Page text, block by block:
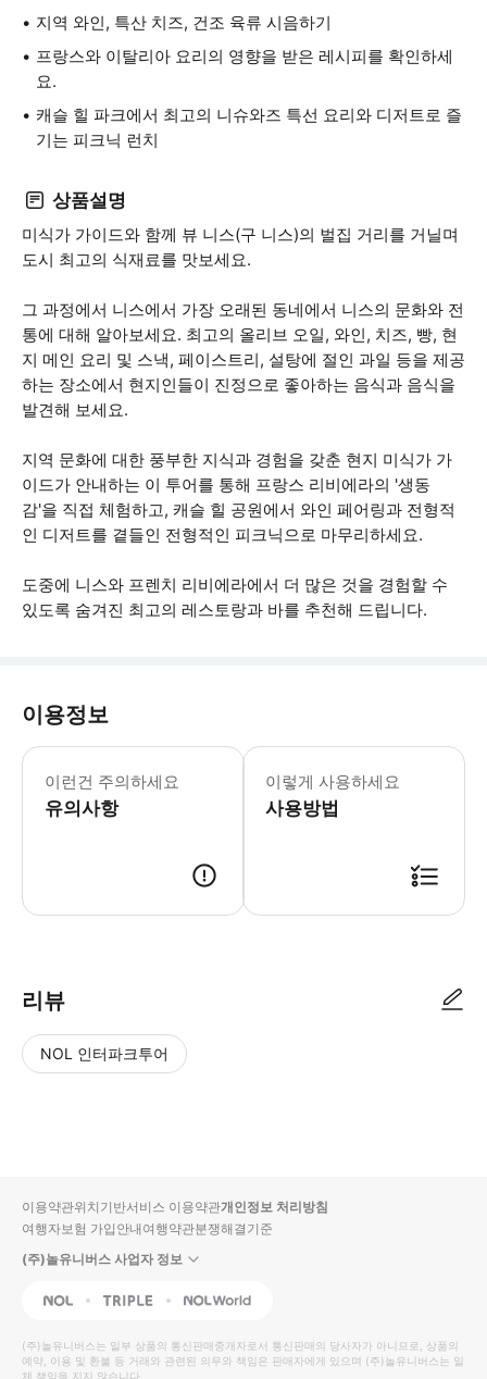
지역 와인, 특산 치즈, 건조 육류 시음하기
프랑스와 이탈리아 요리의 영향을 받은 레시피를 확인하세
요.
캐슬 힐 파크에서 최고의 니슈와즈 특선 요리와 디저트로 즐
기는 피크닉 런치
상품설명
미식가 가이드와 함께 뷰 니스(구 니스)의 벌집 거리를 거닐며
도시 최고의 식재료를 맛보세요.
그 과정에서 니스에서 가장 오래된 동네에서 니스의 문화와 전
통에 대해 알아보세요. 최고의 올리브 오일, 와인, 치즈, 빵, 현
지 메인 요리 및 스낵, 페이스트리, 설탕에 절인 과일 등을 제공
하는 장소에서 현지인들이 진정으로 좋아하는 음식과 음식을
발견해 보세요.
지역 문화에 대한 풍부한 지식과 경험을 갖춘 현지 미식가 가
이드가 안내하는 이 투어를 통해 프랑스 리비에라의 '생동
감'을 직접 체험하고, 캐슬 힐 공원에서 와인 페어링과 전형적
인 디저트를 곁들인 전형적인 피크닉으로 마무리하세요.
도중에 니스와 프렌치 리비에라에서 더 많은 것을 경험할 수
있도록 숨겨진 최고의 레스토랑과 바를 추천해 드립니다.
이용정보
이런건 주의하세요
유의사항
투어 전에는 다양한 시식을 충분히 즐
이렇게 사용하세요
사용방법
리뷰
NOL 인터파크투어
입니
다.
높
은
동
영
순
상
이용약관위치기반서비스 이용약관개인정보 처리방침
여행자보험 가입안내여행약관분쟁해결기준
(주)놀유니버스 사업자 정보
NOL Triple Interpark Global
(주)놀유니버스는 일부 상품의 통신판매중개자로서 통신판매의 당사자가 아니므로, 상품의
예약, 이용 및 환불 등 거래와 관련된 의무와 책임은 판매자에게 있으며 (주)놀유니버스는 일
체 책임을 지지 않습니다.